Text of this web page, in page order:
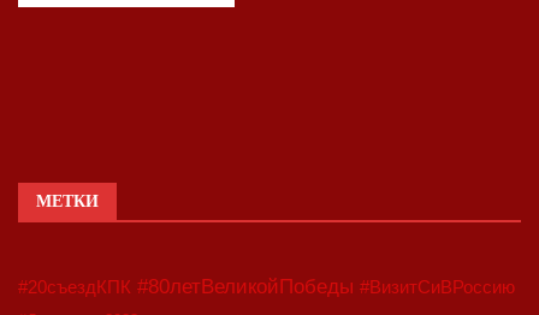
МЕТКИ
#20съездКПК #80летВеликойПобеды #ВизитСиВРоссию